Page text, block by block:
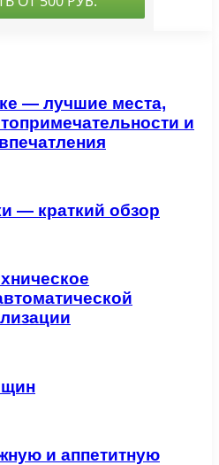
— лучшие места,
и
— краткий обзор
и аппетитную